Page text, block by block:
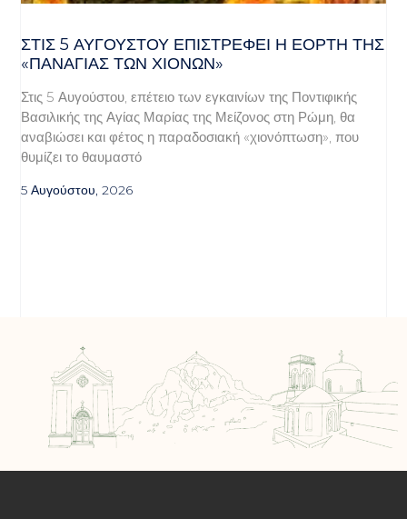
ΣΤΙΣ 5 ΑΥΓΟΎΣΤΟΥ ΕΠΙΣΤΡΈΦΕΙ Η ΕΟΡΤΉ ΤΗΣ
«ΠΑΝΑΓΊΑΣ ΤΩΝ ΧΙΌΝΩΝ»
Στις 5 Αυγούστου, επέτειο των εγκαινίων της Ποντιφικής
Βασιλικής της Αγίας Μαρίας της Μείζονος στη Ρώμη, θα
αναβιώσει και φέτος η παραδοσιακή «χιονόπτωση», που
θυμίζει το θαυμαστό
5 Αυγούστου, 2026